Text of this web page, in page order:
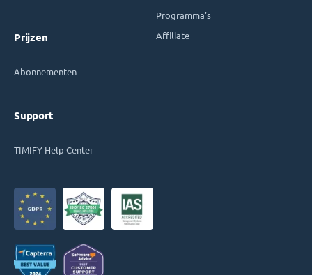
Prijzen
Abonnementen
Support
TIMIFY Help Center
Programma's
Affiliate